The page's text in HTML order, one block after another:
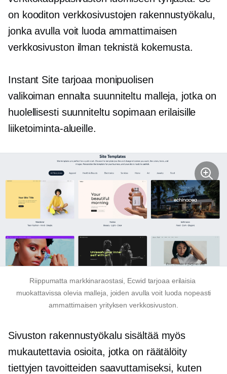
on kooditon verkkosivustojen rakennustyökalu,
jonka avulla voit luoda ammattimaisen
verkkosivuston ilman teknistä kokemusta.
Instant Site tarjoaa monipuolisen
valikoiman ennalta suunniteltu malleja, jotka on
huolellisesti suunniteltu sopimaan erilaisille
liiketoiminta-alueille.
Riippumatta markkinaraostasi, Ecwid tarjoaa erilaisia ​​
muokattavissa olevia malleja, joiden avulla voit luoda nopeasti
ammattimaisen yrityksen verkkosivuston.
Sivuston rakennustyökalu sisältää myös
mukautettavia osioita, jotka on räätälöity
tiettyjen tavoitteiden saavuttamiseksi, kuten